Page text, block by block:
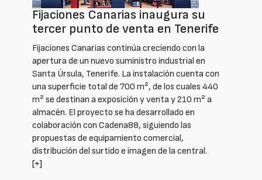
Fijaciones Canarias inaugura su
tercer punto de venta en Tenerife
Fijaciones Canarias continúa creciendo con la
apertura de un nuevo suministro industrial en
Santa Úrsula, Tenerife. La instalación cuenta con
una superficie total de 700 m², de los cuales 440
m² se destinan a exposición y venta y 210 m² a
almacén. El proyecto se ha desarrollado en
colaboración con Cadena88, siguiendo las
propuestas de equipamiento comercial,
distribución del surtido e imagen de la central.
[+]